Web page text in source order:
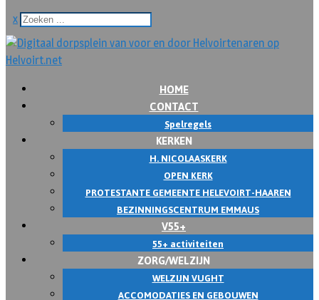
x
HOME
CONTACT
Spelregels
KERKEN
H. NICOLAASKERK
OPEN KERK
PROTESTANTE GEMEENTE HELEVOIRT-HAAREN
BEZINNINGSCENTRUM EMMAUS
V55+
55+ activiteiten
ZORG/WELZIJN
WELZIJN VUGHT
ACCOMODATIES EN GEBOUWEN